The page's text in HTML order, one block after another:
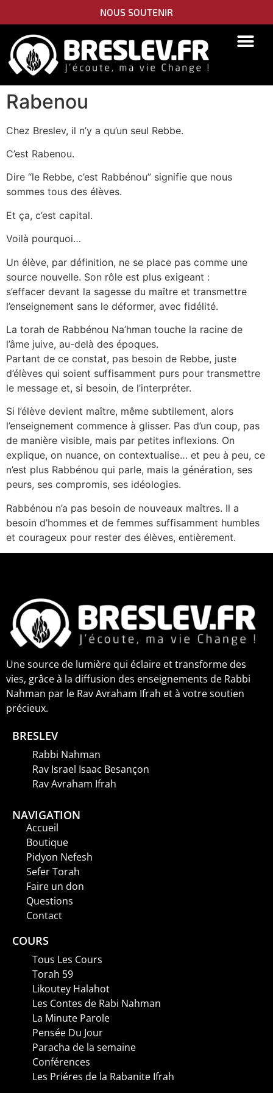
NOUS SOUTENIR
Rabenou
Chez Breslev, il n’y a qu’un seul Rebbe.
C’est Rabenou.
Dire “le Rebbe, c’est Rabbénou” signifie que nous
sommes tous des élèves.
Et ça, c’est capital.
Voilà pourquoi…
Un élève, par définition, ne se place pas comme une
source nouvelle. Son rôle est plus exigeant :
s’effacer devant la sagesse du maître et transmettre
l’enseignement sans le déformer, avec fidélité.
La torah de Rabbénou Na’hman touche la racine de
l’âme juive, au-delà des époques.
Partant de ce constat, pas besoin de Rebbe, juste
d’élèves qui soient suffisamment purs pour transmettre
le message et, si besoin, de l’interpréter.
Si l’élève devient maître, même subtilement, alors
l’enseignement commence à glisser. Pas d’un coup, pas
de manière visible, mais par petites inflexions. On
explique, on nuance, on contextualise… et peu à peu, ce
n’est plus Rabbénou qui parle, mais la génération, ses
peurs, ses compromis, ses idéologies.
Rabbénou n’a pas besoin de nouveaux maîtres. Il a
besoin d’hommes et de femmes suffisamment humbles
et courageux pour rester des élèves, entièrement.
Une source de lumière qui éclaire et transforme des
vies, grâce à la diffusion des enseignements de Rabbi
Nahman par le Rav Avraham Ifrah et à votre soutien
précieux.
BRESLEV
Rabbi Nahman
Rav Israel Isaac Besançon
Rav Avraham Ifrah
NAVIGATION
Accueil
Boutique
Pidyon Nefesh
Sefer Torah
Faire un don
Questions
Contact
COURS
Tous Les Cours
Torah 59
Likoutey Halahot
Les Contes de Rabi Nahman
La Minute Parole
Pensée Du Jour
Paracha de la semaine
Conférences
Les Priéres de la Rabanite Ifrah